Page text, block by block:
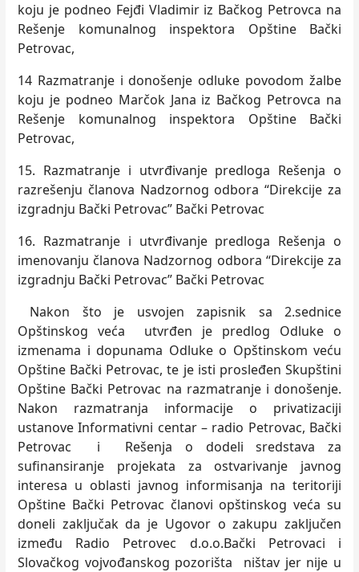
koju je podneo Fejđi Vladimir iz Bačkog Petrovca na
Rešenje komunalnog inspektora Opštine Bački
Petrovac,
14 Razmatranje i donošenje odluke povodom žalbe
koju je podneo Marčok Jana iz Bačkog Petrovca na
Rešenje komunalnog inspektora Opštine Bački
Petrovac,
15. Razmatranje i utvrđivanje predloga Rešenja o
razrešenju članova Nadzornog odbora “Direkcije za
izgradnju Bački Petrovac” Bački Petrovac
16. Razmatranje i utvrđivanje predloga Rešenja o
imenovanju članova Nadzornog odbora “Direkcije za
izgradnju Bački Petrovac” Bački Petrovac
Nakon što je usvojen zapisnik sa 2.sednice
Opštinskog veća utvrđen je predlog Odluke o
izmenama i dopunama Odluke o Opštinskom veću
Opštine Bački Petrovac, te je isti prosleđen Skupštini
Opštine Bački Petrovac na razmatranje i donošenje.
Nakon razmatranja informacije o privatizaciji
ustanove Informativni centar – radio Petrovac, Bački
Petrovac i Rešenja o dodeli sredstava za
sufinansiranje projekata za ostvarivanje javnog
interesa u oblasti javnog informisanja na teritoriji
Opštine Bački Petrovac članovi opštinskog veća su
doneli zaključak da je Ugovor o zakupu zaključen
između Radio Petrovec d.o.o.Bački Petrovaci i
Slovačkog vojvođanskog pozorišta ništav jer nije u